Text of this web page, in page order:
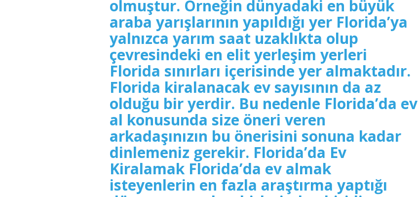
olmuştur. Örneğin dünyadaki en büyük
araba yarışlarının yapıldığı yer Florida’ya
yalnızca yarım saat uzaklıkta olup
çevresindeki en elit yerleşim yerleri
Florida sınırları içerisinde yer almaktadır.
Florida kiralanacak ev sayısının da az
olduğu bir yerdir. Bu nedenle Florida’da ev
al konusunda size öneri veren
arkadaşınızın bu önerisini sonuna kadar
dinlemeniz gerekir. Florida’da Ev
Kiralamak Florida’da ev almak
isteyenlerin en fazla araştırma yaptığı